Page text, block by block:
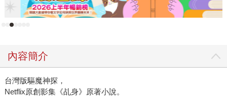
內容簡介
台灣版驅魔神探，
Netflix原創影集《乩身》原著小說。